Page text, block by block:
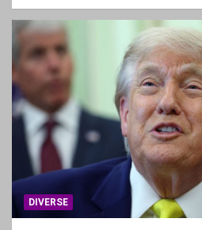
DIVERSE